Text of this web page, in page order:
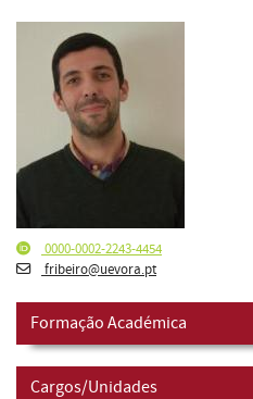
0000-0002-2243-4454
fribeiro@uevora.pt
Formação Académica
Cargos/Unidades